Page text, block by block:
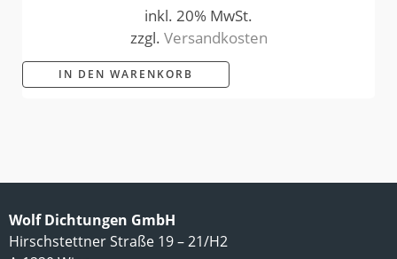
inkl. 20% MwSt.
zzgl. Versandkosten
IN DEN WARENKORB
Wolf Dichtungen GmbH
Hirschstettner Straße 19 – 21/H2